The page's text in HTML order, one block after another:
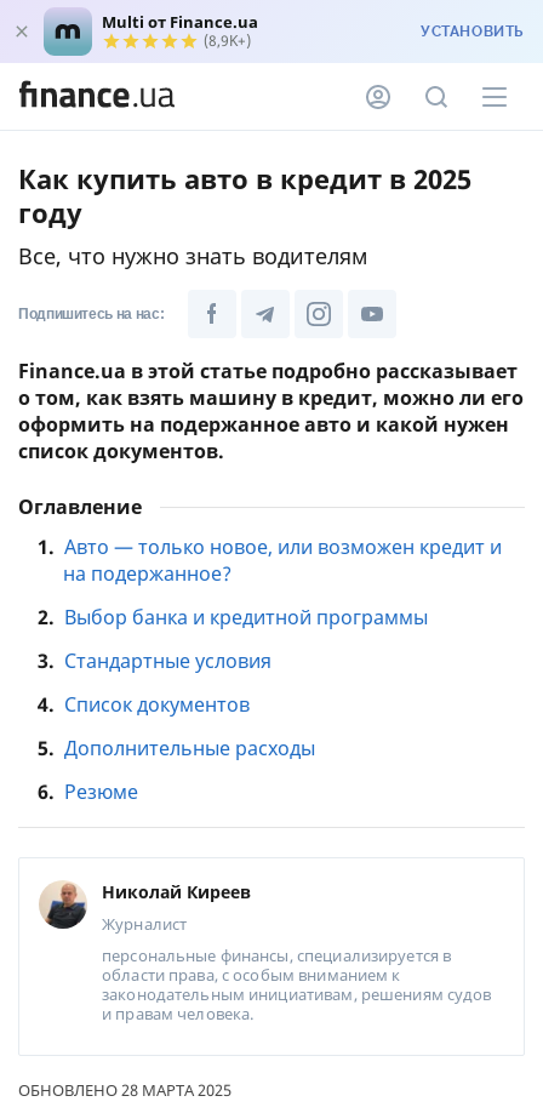
Multi от Finance.ua
(8,9K+) УСТАНОВИТЬ
Как купить авто в кредит в 2025
году
Все, что нужно знать водителям
Подпишитесь на нас:
Finance.ua в этой статье подробно рассказывает
о том, как взять машину в кредит, можно ли его
оформить на подержанное авто и какой нужен
список документов.
Оглавление
1. Авто — только новое, или возможен кредит и
на подержанное?
2. Выбор банка и кредитной программы
3. Стандартные условия
4. Список документов
5. Дополнительные расходы
6. Резюме
Николай Киреев
Журналист
персональные финансы, специализируется в
области права, с особым вниманием к
законодательным инициативам, решениям судов
и правам человека.
ОБНОВЛЕНО 28 МАРТА 2025